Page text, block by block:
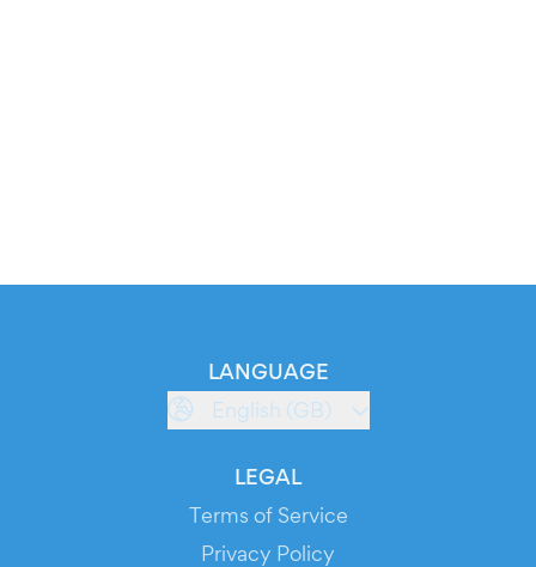
LANGUAGE
English (GB)
LEGAL
Terms of Service
Privacy Policy